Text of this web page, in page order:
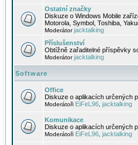
Ostatní značky
Diskuze o Windows Mobile
Motorola, Symbol, Toshiba,
Moderátorjacktalking
Příslušenství
Obtížně zařaditelné příspěvky
Moderátorjacktalking
Software
Office
Diskuze o aplikacích určených
Moderátoři EiFeL96 jacktalking
Komunikace
Diskuze o aplikacích určených
Moderátoři EiFeL96 jacktalking